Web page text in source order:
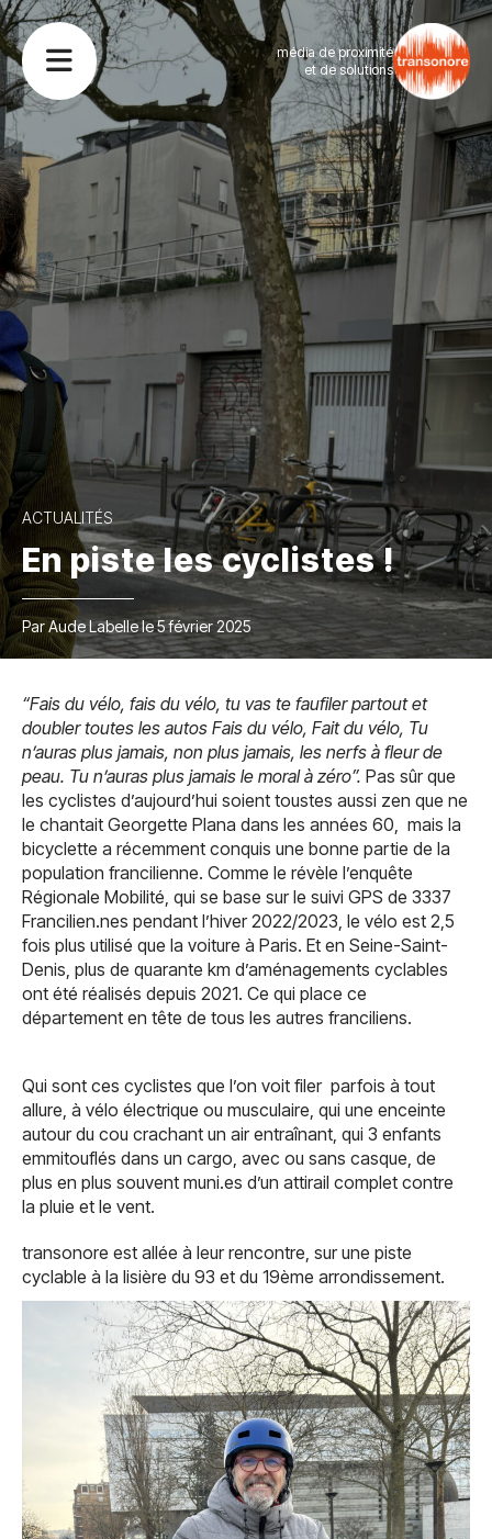
média de proximité
et de solutions
ACTUALITÉS
En piste les cyclistes !
Par Aude Labelle le 5 février 2025
“Fais du vélo, fais du vélo, tu vas te faufiler partout et
doubler toutes les autos Fais du vélo, Fait du vélo, Tu
n’auras plus jamais, non plus jamais, les nerfs à fleur de
peau. Tu n’auras plus jamais le moral à zéro”. Pas sûr que
les cyclistes d’aujourd’hui soient toustes aussi zen que ne
le chantait Georgette Plana dans les années 60, mais la
bicyclette a récemment conquis une bonne partie de la
population francilienne. Comme le révèle l’enquête
Régionale Mobilité, qui se base sur le suivi GPS de 3337
Francilien.nes pendant l’hiver 2022/2023, le vélo est 2,5
fois plus utilisé que la voiture à Paris. Et en Seine-Saint-
Denis, plus de quarante km d’aménagements cyclables
ont été réalisés depuis 2021. Ce qui place ce
département en tête de tous les autres franciliens.
Qui sont ces cyclistes que l’on voit filer parfois à tout
allure, à vélo électrique ou musculaire, qui une enceinte
autour du cou crachant un air entraînant, qui 3 enfants
emmitouflés dans un cargo, avec ou sans casque, de
plus en plus souvent muni.es d’un attirail complet contre
la pluie et le vent.
transonore est allée à leur rencontre, sur une piste
cyclable à la lisière du 93 et du 19ème arrondissement.